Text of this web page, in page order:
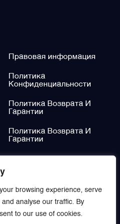
browsing experience, serve
analyse our traffic. By
to our use of cookies.
Правовая информация
Политика
Конфиденциальности
Политика Возврата И
Гарантии
Политика Возврата И
Гарантии